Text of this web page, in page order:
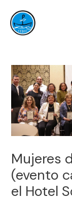
contenido
Mujeres
(evento
el Hotel
de
entradas